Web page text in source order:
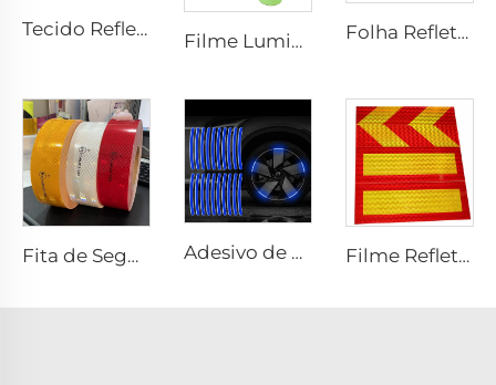
Tecido Refletivo Cinza, Fita Refletiva de Alta Luminosidade para Costurar em Coletes e Jaquetas
Filme Luminoso, Papel Luminoso Autoadesivo com Brilho no Escuro, Adesivo Vinílico Fotoluminescente para Decoração Folha Refletiva Prismática para Placa de Sinalização, Vinil Refletivo, Filme Refletivo Retrorrefletivo para Placa de Sinalização
Fita de Segurança Retrorrefletiva Ultra Brilhante ECE 104R para Caminhão e Reboque Adesivo de Borda Refletivo Azul para Roda de Carro ou Motocicleta, Adesivo Decorativo para Carro, Adesivo Refletivo de Aviso de Segurança Noturna para Carro Filme Refletivo Personalizado com Placa de Alumínio para Parte Traseira de Caminhão